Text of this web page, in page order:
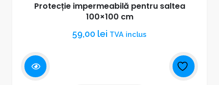
Protecție impermeabilă pentru saltea
100×100 cm
59,00 lei TVA inclus